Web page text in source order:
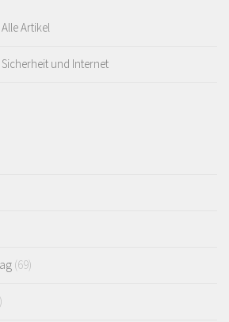
Artikel
und Internet
(69)